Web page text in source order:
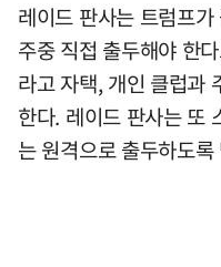
레이드 판사는 트럼프
주중 직접 출두해야 한
라고 자택, 개인 클럽과
한다. 레이드 판사는 또
는 원격으로 출두하도록